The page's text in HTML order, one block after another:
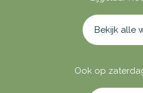
Bekijk alle
Ook op